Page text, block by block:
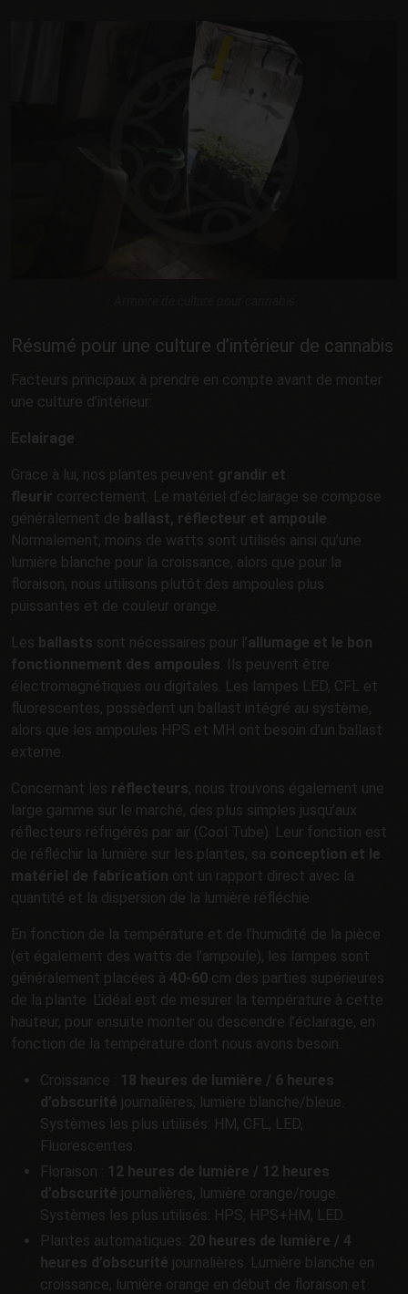
Résumé pour une culture d’intérieur de cannabis
Facteurs principaux à prendre en compte avant de monter
une culture d’intérieur:
Eclairage
Grace à lui, nos plantes peuvent grandir et
fleurir correctement. Le matériel d’éclairage se compose
généralement de ballast, réflecteur et ampoule.
Normalement, moins de watts sont utilisés ainsi qu’une
lumière blanche pour la croissance, alors que pour la
floraison, nous utilisons plutôt des ampoules plus
puissantes et de couleur orange.
Les ballasts sont nécessaires pour l’allumage et le bon
fonctionnement des ampoules. Ils peuvent être
électromagnétiques ou digitales. Les lampes LED, CFL et
fluorescentes, possèdent un ballast intégré au système,
alors que les ampoules HPS et MH ont besoin d’un ballast
externe.
Concernant les réflecteurs, nous trouvons également une
large gamme sur le marché, des plus simples jusqu’aux
réflecteurs réfrigérés par air (Cool Tube). Leur fonction est
de réfléchir la lumière sur les plantes, sa conception et le
matériel de fabrication ont un rapport direct avec la
quantité et la dispersion de la lumière réfléchie.
En fonction de la température et de l’humidité de la pièce
(et également des watts de l’ampoule), les lampes sont
généralement placées à 40-60 cm des parties supérieures
de la plante. L’idéal est de mesurer la température à cette
hauteur, pour ensuite monter ou descendre l’éclairage, en
fonction de la température dont nous avons besoin.
Croissance : 18 heures de lumière / 6 heures
d’obscurité journalières, lumière blanche/bleue.
Systèmes les plus utilisés: HM, CFL, LED,
Fluorescentes.
Floraison : 12 heures de lumière / 12 heures
d’obscurité journalières, lumière orange/rouge.
Systèmes les plus utilisés: HPS, HPS+HM, LED.
Plantes automatiques: 20 heures de lumière / 4
heures d’obscurité journalières. Lumière blanche en
croissance, lumière orange en début de floraison et